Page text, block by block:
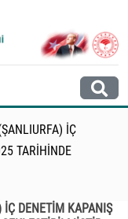
İÇ
TARİHİNDE
İÇ DENETİM KAPANIŞ